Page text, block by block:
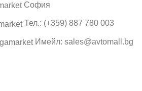
София
Тел.: (+359) 887 780 003
Имейл: sales@avtomall.bg